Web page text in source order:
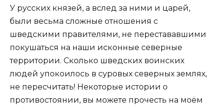
У русских князей, а вслед за ними и царей,
были весьма сложные отношения с
шведскими правителями, не перестававшими
покушаться на наши исконные северные
территории. Сколько шведских воинских
людей упокоилось в суровых северных землях,
не пересчитать! Некоторые истории о
противостоянии, вы можете прочесть на моём